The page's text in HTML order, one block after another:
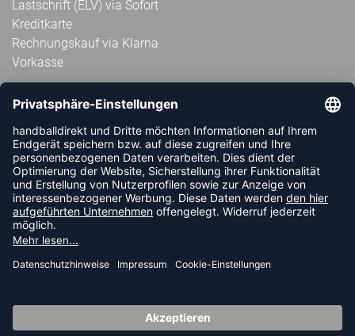
Lastschrift (ELV) via Sofort
Kreditkarte
Rechnungskauf via Klarna
Vorkasse
ABONNIERE JETZT DEN KOSTENLOSEN
HANDBALLDIREKT-NEWSLETTER UND VERPASSE KEINE
NEUIGKEIT ODER AKTION MEHR.
JETZT ANMELDEN